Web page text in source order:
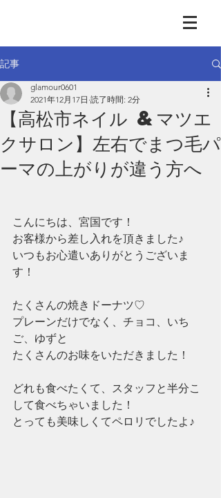
記事
【高松市ネイル &マツエ
クサロン】左右でまつ毛パ
ーマの上がりが違う方へ
glamour0601
2021年12月17日 読了時間: 2分
こんにちは、宮国です！
お客様から差し入れを頂きました♪
いつもお心遣いありがとうございま
す！
たくさんの焼きドーナツ♡
プレーンだけでなく、チョコ、いち
ご、ゆずと
たくさんのお味をいただきました！
どれも食べたくて、スタッフと半分こ
して食べちゃいました！
とっても美味しくてペロリでしたよ♪